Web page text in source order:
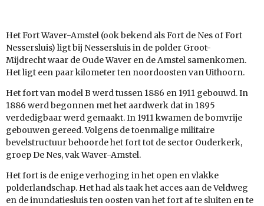
Het Fort Waver-Amstel (ook bekend als Fort de Nes of Fort
Nessersluis) ligt bij Nessersluis in de polder Groot-
Mijdrecht waar de Oude Waver en de Amstel samenkomen.
Het ligt een paar kilometer ten noordoosten van Uithoorn.
Het fort van model B werd tussen 1886 en 1911 gebouwd. In
1886 werd begonnen met het aardwerk dat in 1895
verdedigbaar werd gemaakt. In 1911 kwamen de bomvrije
gebouwen gereed. Volgens de toenmalige militaire
bevelstructuur behoorde het fort tot de sector Ouderkerk,
groep De Nes, vak Waver-Amstel.
Het fort is de enige verhoging in het open en vlakke
polderlandschap. Het had als taak het acces aan de Veldweg
en de inundatiesluis ten oosten van het fort af te sluiten en te